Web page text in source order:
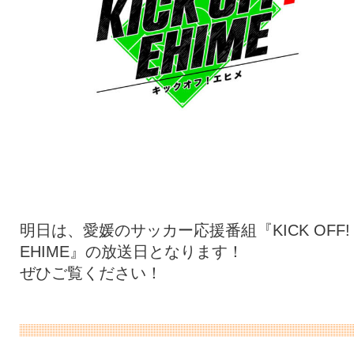
特設ページ
明日は、愛媛のサッカー応援番組『KICK OFF!
EHIME』の放送日となります！
ぜひご覧ください！